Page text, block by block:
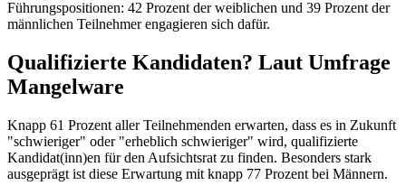
Führungspositionen: 42 Prozent der weiblichen und 39 Prozent der
männlichen Teilnehmer engagieren sich dafür.
Qualifizierte Kandidaten? Laut Umfrage
Mangelware
Knapp 61 Prozent aller Teilnehmenden erwarten, dass es in Zukunft
"schwieriger" oder "erheblich schwieriger" wird, qualifizierte
Kandidat(inn)en für den Aufsichtsrat zu finden. Besonders stark
ausgeprägt ist diese Erwartung mit knapp 77 Prozent bei Männern.